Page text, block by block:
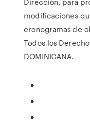
modificaciones
cronogramas de
Todos los
DOMINICANA.